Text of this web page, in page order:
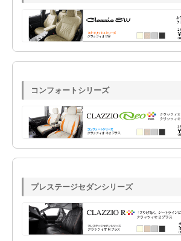
コンフォートシリーズ
プレステージセダンシリーズ